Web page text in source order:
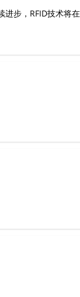
步，RFID技术将